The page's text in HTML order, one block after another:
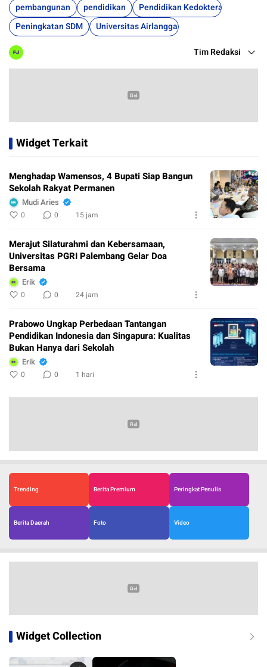
pembangunan
pendidikan
Pendidikan Kedokteran
Peningkatan SDM
Universitas Airlangga
Tim Redaksi
Widget Terkait
Menghadap Wamensos, 4 Bupati Siap Bangun
Sekolah Rakyat Permanen
Mudi Aries
0 0 15 jam
Merajut Silaturahmi dan Kebersamaan,
Universitas PGRI Palembang Gelar Doa
Bersama
Erik
0 0 24 jam
Prabowo Ungkap Perbedaan Tantangan
Pendidikan Indonesia dan Singapura: Kualitas
Bukan Hanya dari Sekolah
Erik
0 0 1 hari
Trending Berita Premium Peringkat Penulis
Berita Daerah Foto Video
Widget Collection